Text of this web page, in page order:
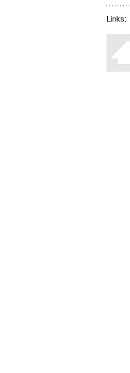
Links: